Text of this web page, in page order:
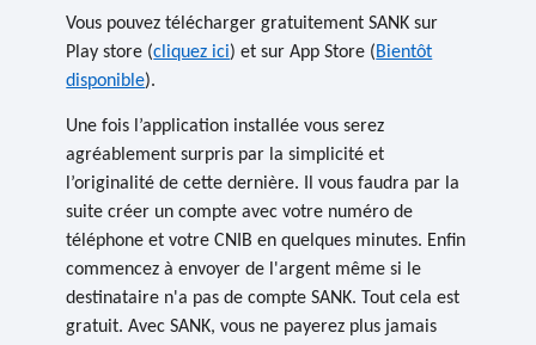
Vous pouveztélécharger gratuitement SANK sur
Play store (cliquez ici) et sur App Store (Bientôt
disponible).
Une fois l’application installée vous serez
agréablement surpris par lasimplicité et
l’originalité de cette dernière. Il vous faudra par la
suitecréer un compte avec votre numéro de
téléphone et votre CNIB en quelques minutes. Enfin
commencez à envoyer de l'argent même si le
destinataire n'a pas de compteSANK. Tout cela est
gratuit. AvecSANK, vous ne payerez plus jamais